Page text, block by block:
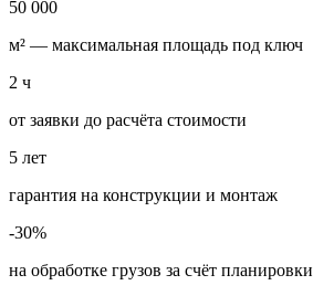
50 000
м² — максимальная площадь под ключ
2 ч
от заявки до расчёта стоимости
5 лет
гарантия на конструкции и монтаж
-30%
на обработке грузов за счёт планировки